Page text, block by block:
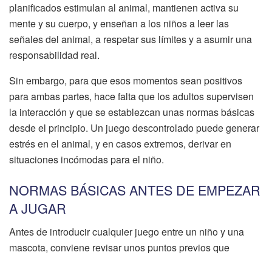
planificados estimulan al animal, mantienen activa su
mente y su cuerpo, y enseñan a los niños a leer las
señales del animal, a respetar sus límites y a asumir una
responsabilidad real.
Sin embargo, para que esos momentos sean positivos
para ambas partes, hace falta que los adultos supervisen
la interacción y que se establezcan unas normas básicas
desde el principio. Un juego descontrolado puede generar
estrés en el animal, y en casos extremos, derivar en
situaciones incómodas para el niño.
NORMAS BÁSICAS ANTES DE EMPEZAR
A JUGAR
Antes de introducir cualquier juego entre un niño y una
mascota, conviene revisar unos puntos previos que